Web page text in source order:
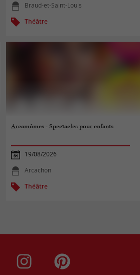
Braud-et-Saint-Louis
Théâtre
Arcamômes - Spectacles pour enfants
19/08/2026
Arcachon
Théâtre